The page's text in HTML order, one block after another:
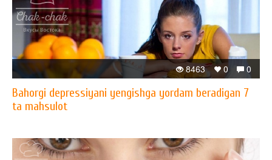
0
0
8463
Bahorgi depressiyani yengishga yordam beradigan 7
ta mahsulot